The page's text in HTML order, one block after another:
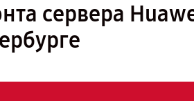
сервера